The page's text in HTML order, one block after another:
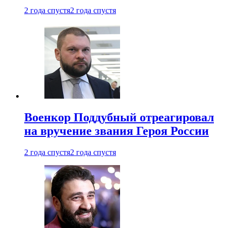
2 года спустя2 года спустя
Военкор Поддубный отреагировал
на вручение звания Героя России
2 года спустя2 года спустя